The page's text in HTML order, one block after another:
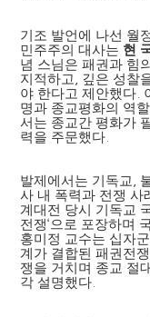
기조 발언에 나선 월
민주주의 대사는 현
념 스님은 패권과 힘
지적하고
깊은 성찰
야 한다고 제안했다
명과 종교평화의 역
서는 종교간 평화가
력을 주문했다
발제에서는 기독교
사 내 폭력과 전쟁 사
계대전 당시 기독교
전쟁‘ 으로 포장하며
홍미정 교수는 십자
계가 결합된 패권전
쟁을 거치며 종교 절
각 설명했다